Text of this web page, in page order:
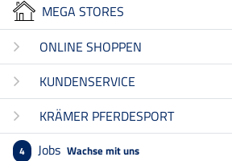
MEGA STORES
ONLINE SHOPPEN
KUNDENSERVICE
KRÄMER PFERDESPORT
4 Jobs Wachse mit uns